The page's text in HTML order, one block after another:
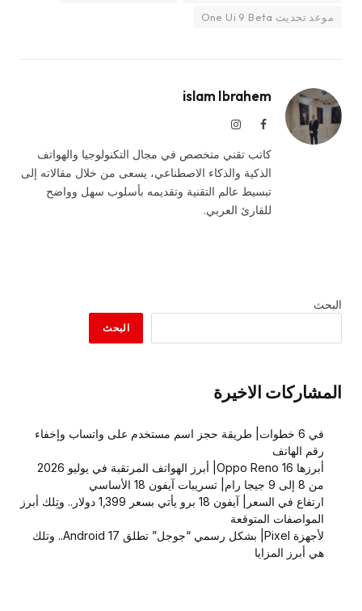
موعد تحديث One Ui 9 Beta
islam Ibrahem
فيسبوكالانستغرام
كاتب تقني متخصص في مجال التكنولوجيا والهواتف
الذكية والذكاء الاصطناعي، يسعى من خلال مقالاته إلى
تبسيط عالم التقنية وتقديمه بأسلوب سهل وواضح
للقارئ العربي.
البحث
البحث
المشاركات الاخيرة
في 6 خطوات| طريقة حجز اسم مستخدم على واتساب وإخفاء
رقم الهاتف
أبرزها Oppo Reno 16| أبرز الهواتف المرتقبة في يوليو 2026
من 8 إلى 9 جيجا رام| تسريبات آيفون 18 الأساسي
ارتفاع في السعر| آيفون 18 برو يأتي بسعر 1,399 دولار.. وتِلك أبرز
المواصفات المتوقعة
لأجهزة Pixel| بشكل رسمي “جوجل” تطلق Android 17.. وتلك
هي أبرز المزايا